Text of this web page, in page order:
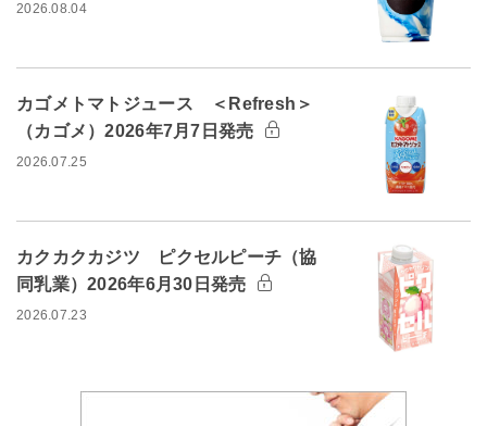
2026.08.04
カゴメトマトジュース ＜Refresh＞
（カゴメ）2026年7月7日発売
2026.07.25
カクカクカジツ ピクセルピーチ（協
同乳業）2026年6月30日発売
2026.07.23